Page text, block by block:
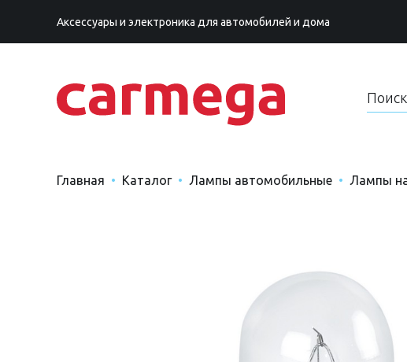
Аксессуары и электроника для автомобилей и дома
Главная Каталог Лампы автомобильные Лампы